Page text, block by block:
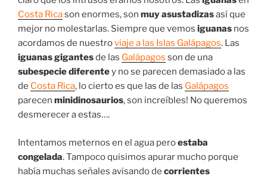
Costa Ricason enormes, son muy asustadizasasí que
mejor no molestarlas. Siempre que vemos iguanas nos
acordamos de nuestroviaje a las Islas Galápagos. Las
iguanas gigantesde las Galápagos son de una
subespecie diferentey no se parecen demasiado a las
de Costa Rica, lo cierto es que las de las Galápagos
parecen minidinosaurios, son increíbles! No queremos
desmerecer a estas….
Intentamos meternos en el agua peroestaba
congelada. Tampoco quisimos apurar mucho porque
había muchas señales avisando de corrientes